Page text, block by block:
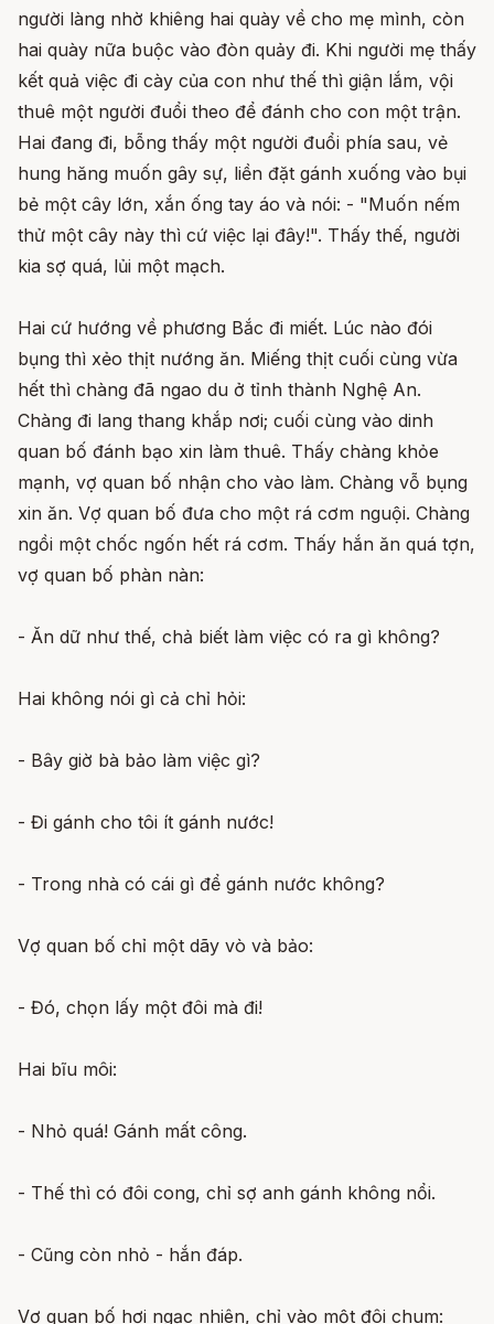
người làng nhờ khiêng hai quày về cho mẹ mình, còn
hai quày nữa buộc vào đòn quảy đi. Khi người mẹ thấy
kết quả việc đi cày của con như thế thì giận lắm, vội
thuê một người đuổi theo để đánh cho con một trận.
Hai đang đi, bỗng thấy một người đuổi phía sau, vẻ
hung hăng muốn gây sự, liền đặt gánh xuống vào bụi
bẻ một cây lớn, xắn ống tay áo và nói: - "Muốn nếm
thử một cây này thì cứ việc lại đây!". Thấy thế, người
kia sợ quá, lủi một mạch.
Hai cứ hướng về phương Bắc đi miết. Lúc nào đói
bụng thì xẻo thịt nướng ăn. Miếng thịt cuối cùng vừa
hết thì chàng đã ngao du ở tỉnh thành Nghệ An.
Chàng đi lang thang khắp nơi; cuối cùng vào dinh
quan bố đánh bạo xin làm thuê. Thấy chàng khỏe
mạnh, vợ quan bố nhận cho vào làm. Chàng vỗ bụng
xin ăn. Vợ quan bố đưa cho một rá cơm nguội. Chàng
ngồi một chốc ngốn hết rá cơm. Thấy hắn ăn quá tợn,
vợ quan bố phàn nàn:
- Ăn dữ như thế, chả biết làm việc có ra gì không?
Hai không nói gì cả chỉ hỏi:
- Bây giờ bà bảo làm việc gì?
- Đi gánh cho tôi ít gánh nước!
- Trong nhà có cái gì để gánh nước không?
Vợ quan bố chỉ một dãy vò và bảo:
- Đó, chọn lấy một đôi mà đi!
Hai bĩu môi:
- Nhỏ quá! Gánh mất công.
- Thế thì có đôi cong, chỉ sợ anh gánh không nổi.
- Cũng còn nhỏ - hắn đáp.
Vợ quan bố hơi ngạc nhiên, chỉ vào một đôi chum: